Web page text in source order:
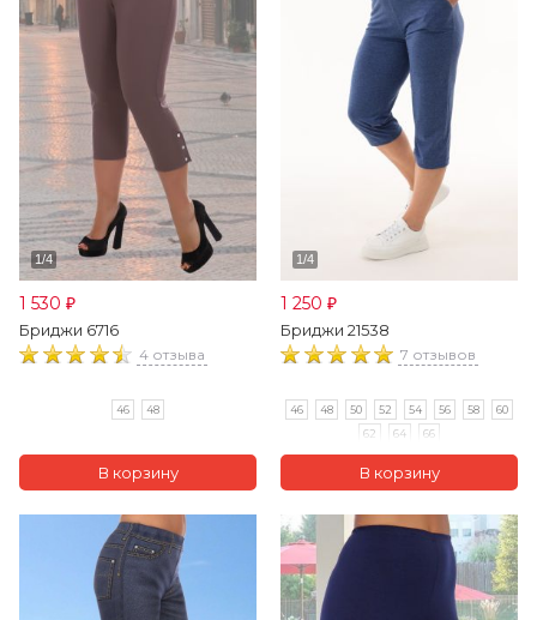
1 530 ₽
Бриджи 6716
4 отзыва
46 48
1 250 ₽
Бриджи 21538
7 отзывов
46 48 50 52 54 56 58
60
62
64 66